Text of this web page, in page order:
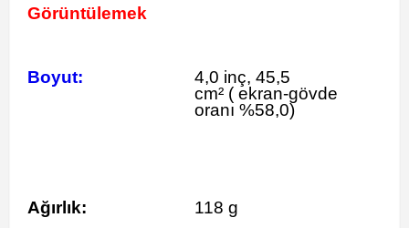
Görüntülemek
Boyut:
4,0 inç, 45,5
cm² ( ekran-gövde
oranı %58,0)
Ağırlık: 118 g